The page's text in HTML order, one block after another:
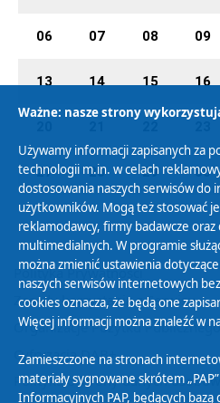
06 07 08 09
13 14 15 16
27 28 29 30
Polityka Prywatności
Zasady korzystania z Serwisu
Organizacje Pożytku Publicznego
Cyfryzacja DAB+
Polityka ochrony danych
Ważne: nasze strony
Używamy informacji zapisanych za
technologii m.in. w celach
dostosowania naszych serwisów do
użytkowników. Mogą też stosować
reklamodawcy, firmy badawcze oraz
multimedialnych. W programie
można zmienić ustawienia
naszych serwisów internetowych
cookies oznacza, że będą one
Więcej informacji można znaleźć w
Zamieszczone na stronach
materiały sygnowane skrótem
Informacyjnych PAP, będących